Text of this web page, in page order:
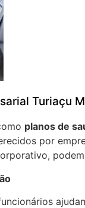
Turiaçu
planos de
por